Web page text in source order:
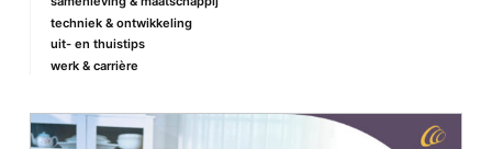
techniek & ontwikkeling
uit- en thuistips
werk & carrière